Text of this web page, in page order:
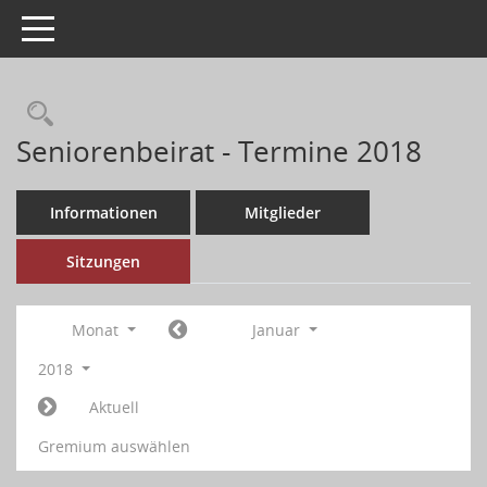
Toggle navigation
Seniorenbeirat - Termine 2018
Informationen Mitglieder
Sitzungen
Monat
Januar
2018
Aktuell
Gremium auswählen